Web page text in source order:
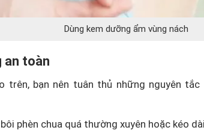
Dùng kem dưỡng ẩm vùng nách
an toàn
trên, bạn nên tuân thủ những nguyên tắc
phèn chua quá thường xuyên hoặc kéo